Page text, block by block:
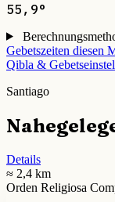
55,9°
Gebetszeiten diesen
Qibla &
Santiago
Details
≈ 2,4 km
Orden Religiosa